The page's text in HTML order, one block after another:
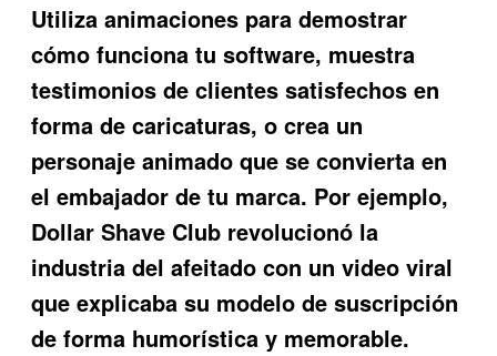
Utiliza animaciones para demostrar
cómo funciona tu software, muestra
testimonios de clientes satisfechos en
forma de caricaturas, o crea un
personaje animado que se convierta en
el embajador de tu marca. Por ejemplo,
Dollar Shave Club revolucionó la
industria del afeitado con un video viral
que explicaba su modelo de suscripción
de forma humorística y memorable.